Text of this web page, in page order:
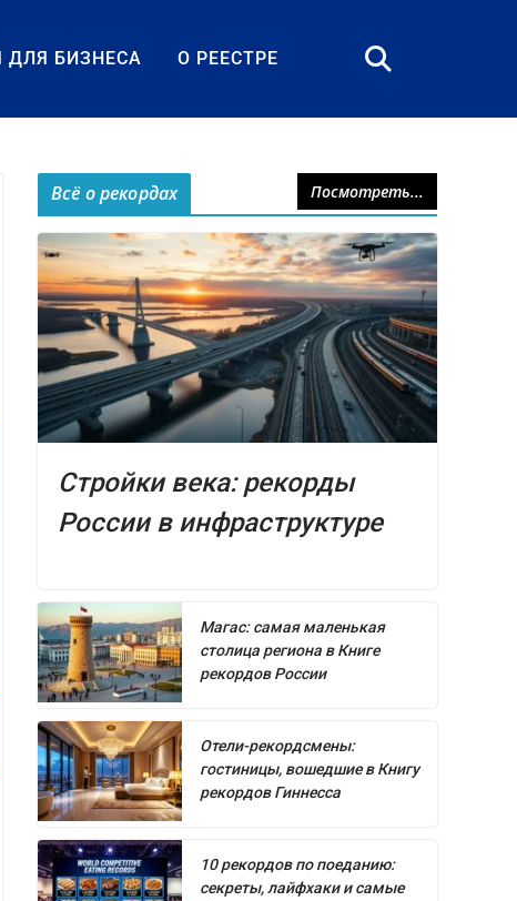
ДЛЯ БИЗНЕСА О РЕЕСТРЕ
Всё о рекордах Посмотреть...
Стройки века: рекорды
России в инфраструктуре
Магас: самая маленькая
столица региона в Книге
рекордов России
Отели-рекордсмены:
гостиницы, вошедшие в Книгу
рекордов Гиннесса
10 рекордов по поеданию:
секреты, лайфхаки и самые